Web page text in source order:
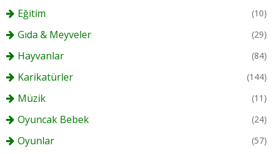
Eğitim (10)
Gıda & Meyveler (29)
Hayvanlar (84)
Karikatürler (144)
Müzik (11)
Oyuncak Bebek (24)
Oyunlar (57)